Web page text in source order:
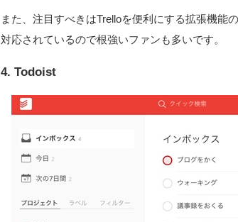
また、注目すべきはTrelloを便利にする拡張機能
対応されているので根強いファンも多いです。
4. Todoist